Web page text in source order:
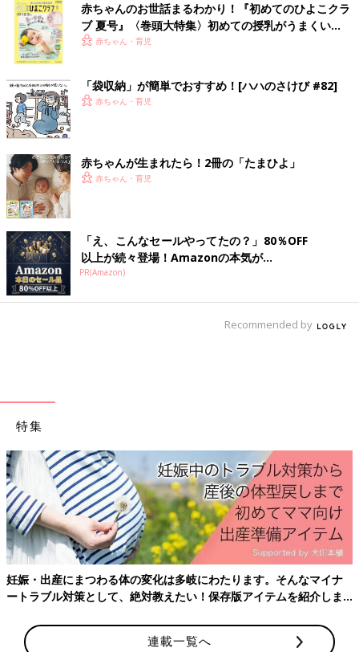
小さな子どものいる家庭では、子どもの薬の誤飲を防ぐ工夫が必
要です。東京消防庁は令和元年から5年までの5年間に5歳以下の
子ども5528人がたばこや薬などの誤飲・窒息事故で救急搬送し
たことを報じており、誤飲事故は決して他人ごとではありません
（※1）。
子どもの誤飲を防いで薬を収納するためのポイントは次の2つで
す。
子どもの目につかない場所に置く
薬の誤飲を防ぐために、小さな子どもの目につかない場所・手の
届かない場所に薬を保管しましょう。扉付きの収納棚やキッチン
ボードの一番上の棚など、子どもが関心を抱きにくい場所を選ぶ
のがポイントです。
足場にして高い所のものを取ってしまう場合があります（※2）。
万が一小さな子どもが薬を手にしても、自力で開封できない袋や
ケースを使用していれば誤飲を防止できます。噛んでも破れにく
い素材の袋や、子どもが開けられないロック付きのケースなどを
選びましょう。また、市販の子ども用風邪シロップなどには「チ
ャイルドレジスタンス包装容器」と呼ばれる子どもが開けにくい
構造の容器の薬も販売されているので、そのような製品を選ぶの
もひとつです。
普段は薬の置き場所に注意していても、他の子どもに飲ませるた
めに薬箱を一時的に床に置いてしまうケースもみられます。実際
にそのような状況での乳幼児の誤飲事故も報告されているため、
もし子どもが薬を手にしても誤飲できないように備えることが重
赤ちゃんのお世話まるわかり！『初めてのひよこクラ
ブ 夏号』〈巻頭大特集〉初めての授乳がうまくい
く！ おっぱい・ミルクの基本と夏のトラブル 解決テ
赤ちゃん・育児
「袋収納」が簡単でおすすめ！[ハハのさけび #82]
赤ちゃん・育児
赤ちゃんが生まれたら！2冊の「たまひよ」
赤ちゃん・育児
「え、こんなセールやってたの？」80％OFF
以上が続々登場！Amazonの本気が...
PR(Amazon)
Recommended by
特集
妊娠・出産にまつわる体の変化は多岐にわたります。そんなマイナ
ートラブル対策として、絶対教えたい！保存版アイテムを紹介しま
連載一覧へ